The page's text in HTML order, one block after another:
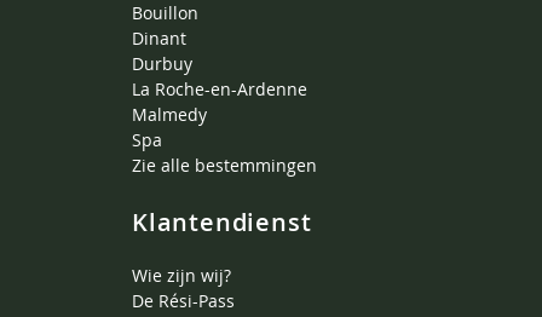
Bouillon
Dinant
Durbuy
La Roche-en-Ardenne
Malmedy
Spa
Zie alle bestemmingen
Klantendienst
Wie zijn wij?
De Rési-Pass